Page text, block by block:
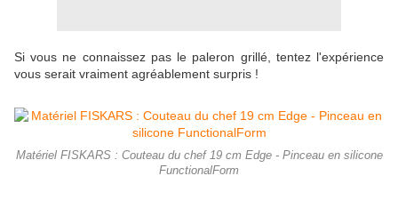
Si vous ne connaissez pas le paleron grillé, tentez l'expérience
vous serait vraiment agréablement surpris !
Matériel FISKARS : Couteau du chef 19 cm Edge - Pinceau en silicone
FunctionalForm